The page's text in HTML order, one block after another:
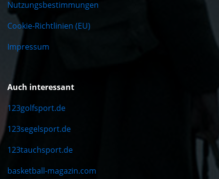
Nutzungsbestimmungen
Cookie-Richtlinien (EU)
Impressum
Auch interessant
123golfsport.de
123segelsport.de
123tauchsport.de
basketball-magazin.com